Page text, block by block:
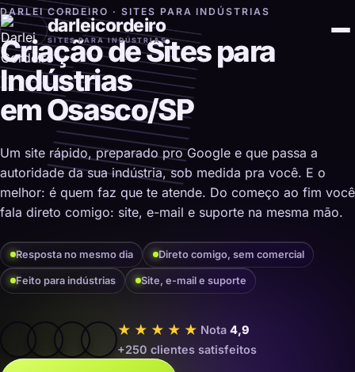
darleicordeiro
SITES PARA INDÚSTRIAS
DARLEI CORDEIRO · SITES PARA INDÚSTRIAS
Criação de Sites para
Indústrias
em Osasco/SP
Um site rápido, preparado pro Google e que passa a
autoridade da sua indústria, sob medida pra você. E o
melhor: é quem faz que te atende. Do começo ao fim você
fala direto comigo: site, e-mail e suporte na mesma mão.
Resposta no mesmo dia Direto comigo, sem comercial
Feito para indústrias Site, e-mail e suporte
★★★★★ Nota 4,9
+250 clientes satisfeitos